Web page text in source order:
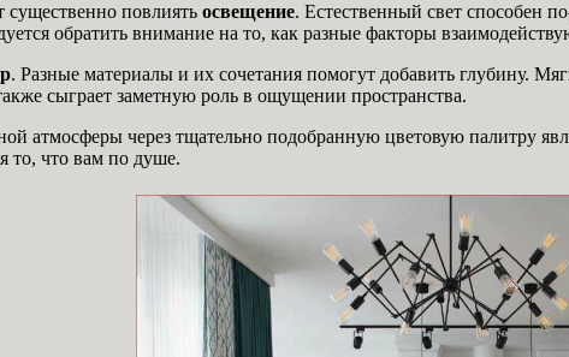
повлиять освещение. Естественный свет способен
обратить внимание на то, как разные факторы
. Разные материалы и их сочетания помогут добавить глубину.
сыграет заметную роль в ощущении пространства.
атмосферы через тщательно подобранную цветовую палитру
то, что вам по душе.